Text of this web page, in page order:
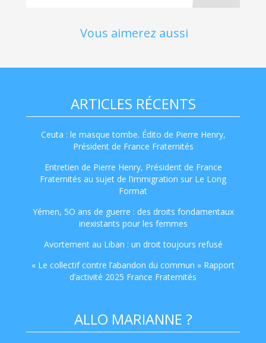
Vous aimerez aussi
ARTICLES RÉCENTS
Ceuta : le masque tombe. Édito de Pierre Henry,
Président de France Fraternités
Entretien de Pierre Henry, Président de France
Fraternités au sujet de l’immigration sur Le Long
Format
Yémen, 5O ans de guerre : des droits fondamentaux
inexistants pour les femmes
Avortement au Liban : un droit toujours refusé
« Le collectif contre l’abandon du commun » Rapport
d’activité 2025 France Fraternités
ALLO MARIANNE ?